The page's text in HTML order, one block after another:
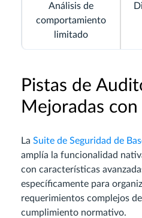
Análisis de
comportamiento
limitado
Pistas de
Mejoradas
La Suite de Seguridad de
amplía la funcionalidad
con características
específicamente para
requerimientos complejos
cumplimiento normativo.